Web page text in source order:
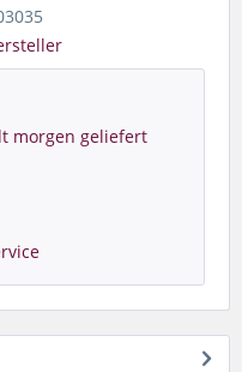
morgen geliefert